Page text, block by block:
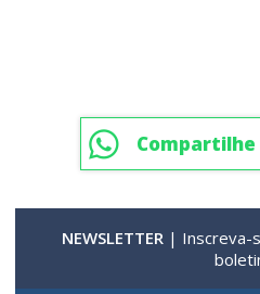
Compartilhe
NEWSLETTER | Inscreva-